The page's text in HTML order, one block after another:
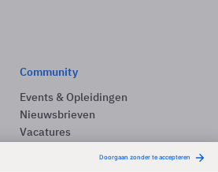
Community
Events & Opleidingen
Nieuwsbrieven
Vacatures